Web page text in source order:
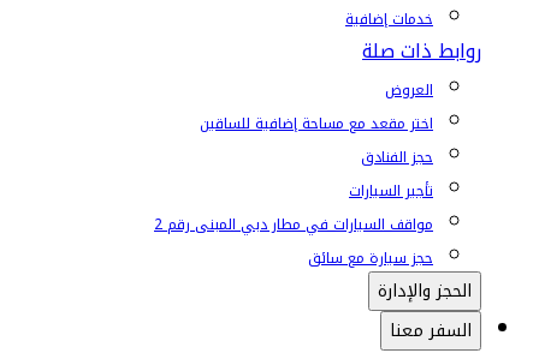
خدمات إضافية
روابط ذات صلة
العروض
اختر مقعد مع مساحة إضافية للساقين
حجز الفنادق
تأجير السيارات
مواقف السيارات في مطار دبي المبنى رقم 2
حجز سيارة مع سائق
الحجز والإدارة
السفر معنا